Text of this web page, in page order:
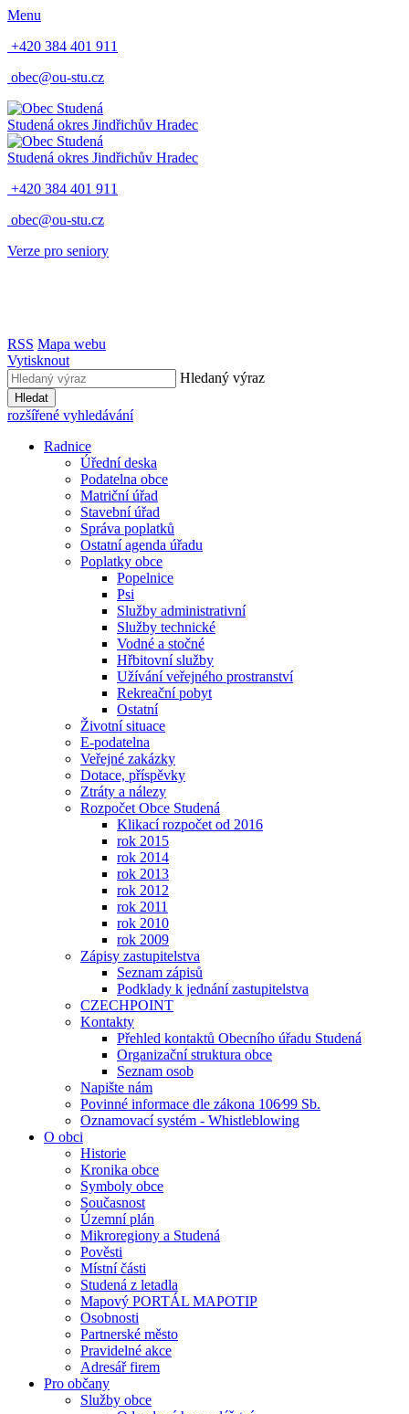
Menu
+420 384 401 911
obec@ou-stu.cz
Studená okres Jindřichův Hradec
Studená okres Jindřichův Hradec
+420 384 401 911
obec@ou-stu.cz
Verze pro seniory
RSS Mapa webu
Vytisknout
Hledaný výraz
Hledat
rozšířené vyhledávání
Radnice
Úřední deska
Podatelna obce
Matriční úřad
Stavební úřad
Správa poplatků
Ostatní agenda úřadu
Poplatky obce
Popelnice
Psi
Služby administrativní
Služby technické
Vodné a stočné
Hřbitovní služby
Užívání veřejného prostranství
Rekreační pobyt
Ostatní
Životní situace
E-podatelna
Veřejné zakázky
Dotace, příspěvky
Ztráty a nálezy
Rozpočet Obce Studená
Klikací rozpočet od 2016
rok 2015
rok 2014
rok 2013
rok 2012
rok 2011
rok 2010
rok 2009
Zápisy zastupitelstva
Seznam zápisů
Podklady k jednání zastupitelstva
CZECHPOINT
Kontakty
Přehled kontaktů Obecního úřadu Studená
Organizační struktura obce
Seznam osob
Napište nám
Povinné informace dle zákona 106⁄99 Sb.
Oznamovací systém - Whistleblowing
O obci
Historie
Kronika obce
Symboly obce
Současnost
Územní plán
Mikroregiony a Studená
Pověsti
Místní části
Studená z letadla
Mapový PORTÁL MAPOTIP
Osobnosti
Partnerské město
Pravidelné akce
Adresář firem
Pro občany
Služby obce